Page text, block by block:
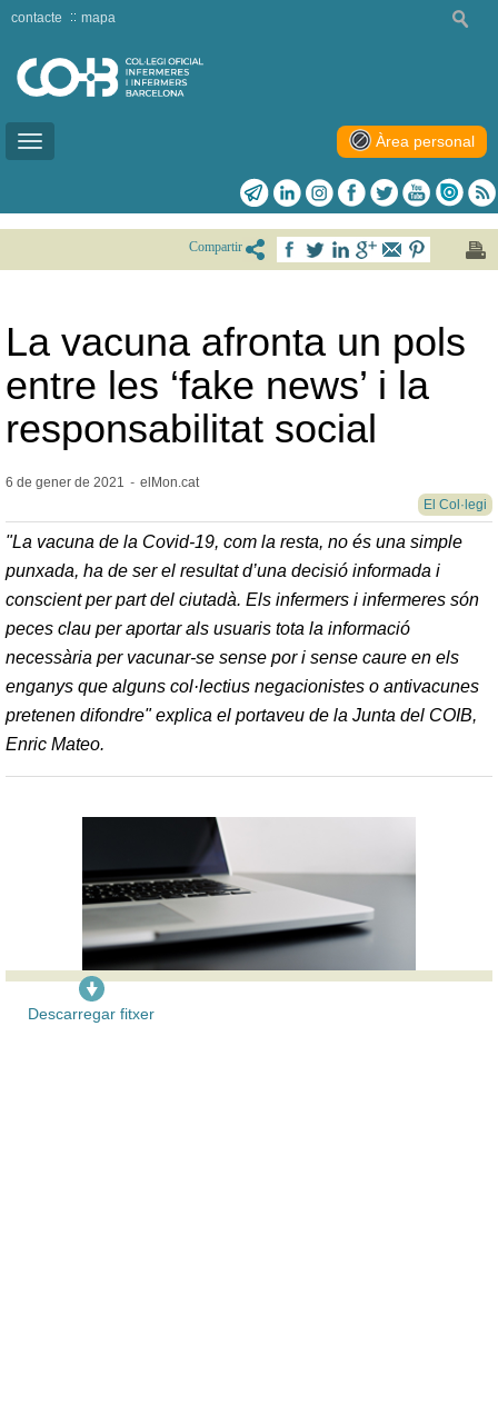
Toggle
contacte mapa
Àrea personal
Compartir
La vacuna afronta un pols
entre les ‘fake news’ i la
responsabilitat social
6 de gener de 2021 - elMon.cat
El Col·legi
"La vacuna de la Covid-19, com la resta, no és una simple
punxada, ha de ser el resultat d’una decisió informada i
conscient per part del ciutadà. Els infermers i infermeres són
peces clau per aportar als usuaris tota la informació
necessària per vacunar-se sense por i sense caure en els
enganys que alguns col·lectius negacionistes o antivacunes
pretenen difondre" explica el portaveu de la Junta del COIB,
Enric Mateo.
Descarregar fitxer